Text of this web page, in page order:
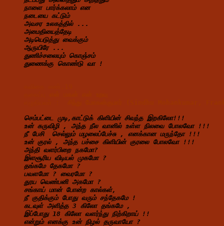
நாளை பார்க்கலாம் என
நடையை கட்டும்
அவசர உலகத்தில் ...
அமைதியைத்தேடி
அடியெடுத்து வைக்கும்
ஆருயிரே ...
துணிச்சலையும் கொஞ்சம்
துணைக்கு கொண்டு வா !
செம்பட்டை முடி,காட்டுக் கிளியின் சிவந்த இறகிலோ!!!
உன் கருவிழி , அந்த நீல வானில் உள்ள நிலவை போலவோ !!!
நீ பேசி  செல்லும் மழலைப்பேச்சு , எனக்கான மருந்தோ !!!
உன் குரல் , அந்த பச்சை கிளியின் குரலை போலவோ !!!
அந்தி வளர்பிறை நகமோ?
இளசூரிய விடியல் முகமோ ?
தங்கமே தேகமோ ?
பவளமோ ? வைரமோ ?
தூய வெண்பனி அகமோ ?
சங்காய் மான் போன்ற கால்கள்,
நீ குதிக்கும் போது வரும் சந்தேகமே !
கடவுள் அளித்த 3 கிலோ தங்கமே ,
இப்போது 18 கிலோ வளர்ந்து நிற்கிறாய் !!
என்றும் எனக்கு உன் நிழல் தருவாயோ ?